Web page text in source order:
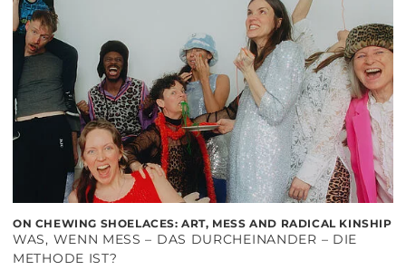
ON CHEWING SHOELACES: ART, MESS AND RADICAL KINSHIP
WAS, WENN MESS – DAS DURCHEINANDER – DIE
METHODE IST?